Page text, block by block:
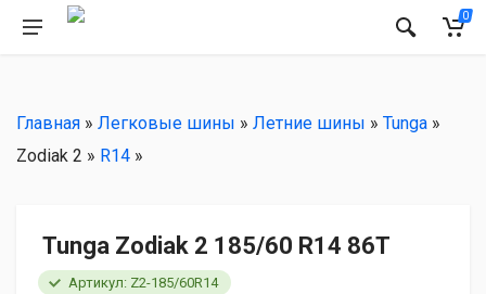
0
Главная » Легковые шины » Летние шины » Tunga »
Zodiak 2 » R14 »
Tunga Zodiak 2 185/60 R14 86T
Артикул: Z2-185/60R14